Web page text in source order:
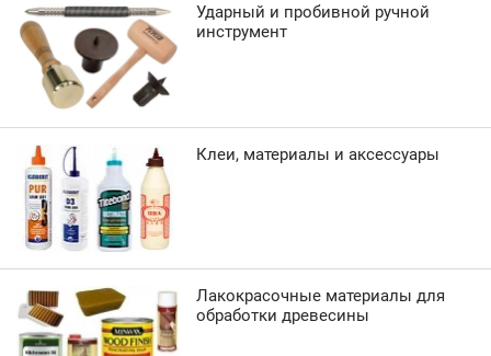
Ударный и пробивной ручной
инструмент
Клеи, материалы и аксессуары
Лакокрасочные материалы для
обработки древесины